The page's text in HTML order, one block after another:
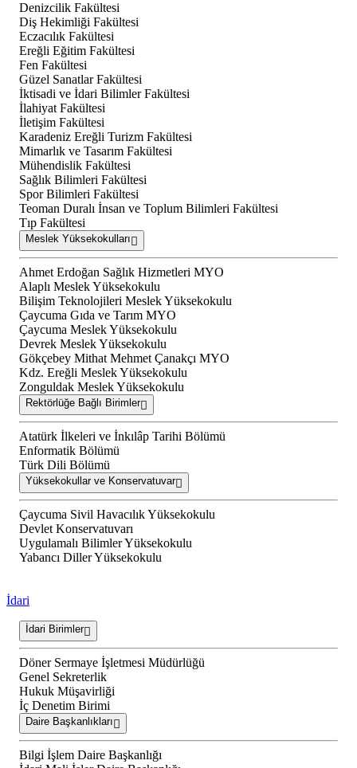
Denizcilik Fakültesi
Diş Hekimliği Fakültesi
Eczacılık Fakültesi
Ereğli Eğitim Fakültesi
Fen Fakültesi
Güzel Sanatlar Fakültesi
İktisadi ve İdari Bilimler Fakültesi
İlahiyat Fakültesi
İletişim Fakültesi
Karadeniz Ereğli Turizm Fakültesi
Mimarlık ve Tasarım Fakültesi
Mühendislik Fakültesi
Sağlık Bilimleri Fakültesi
Spor Bilimleri Fakültesi
Teoman Duralı İnsan ve Toplum Bilimleri Fakültesi
Tıp Fakültesi
Meslek Yüksekokulları
Ahmet Erdoğan Sağlık Hizmetleri MYO
Alaplı Meslek Yüksekokulu
Bilişim Teknolojileri Meslek Yüksekokulu
Çaycuma Gıda ve Tarım MYO
Çaycuma Meslek Yüksekokulu
Devrek Meslek Yüksekokulu
Gökçebey Mithat Mehmet Çanakçı MYO
Kdz. Ereğli Meslek Yüksekokulu
Zonguldak Meslek Yüksekokulu
Rektörlüğe Bağlı Birimler
Atatürk İlkeleri ve İnkılâp Tarihi Bölümü
Enformatik Bölümü
Türk Dili Bölümü
Yüksekokullar ve Konservatuvar
Çaycuma Sivil Havacılık Yüksekokulu
Devlet Konservatuvarı
Uygulamalı Bilimler Yüksekokulu
Yabancı Diller Yüksekokulu
İdari
İdari Birimler
Döner Sermaye İşletmesi Müdürlüğü
Genel Sekreterlik
Hukuk Müşavirliği
İç Denetim Birimi
Daire Başkanlıkları
Bilgi İşlem Daire Başkanlığı